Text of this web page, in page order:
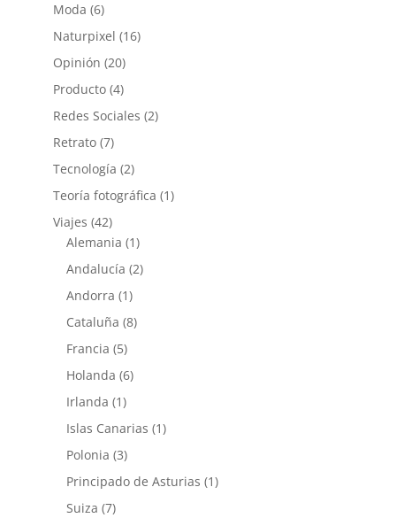
Moda (6)
Naturpixel (16)
Opinión (20)
Producto(4)
Redes Sociales (2)
Retrato(7)
Tecnología (2)
Teoría fotográfica (1)
Viajes (42)
Alemania (1)
Andalucía (2)
Andorra (1)
Cataluña (8)
Francia (5)
Holanda (6)
Irlanda (1)
Islas Canarias (1)
Polonia (3)
Principado de Asturias (1)
Suiza (7)